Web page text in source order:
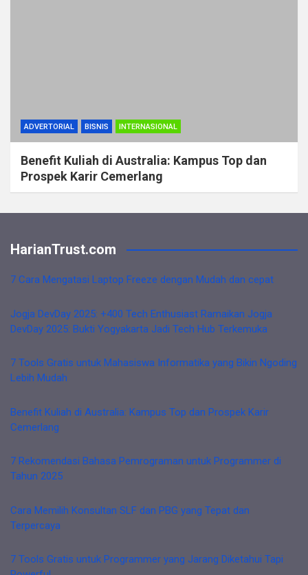
ADVERTORIAL BISNIS INTERNASIONAL
Benefit Kuliah di Australia: Kampus Top dan
Prospek Karir Cemerlang
HarianTrust.com
7 Cara Mengatasi Laptop Freeze dengan Mudah dan cepat
Jogja DevDay 2025: +400 Tech Enthusiast Ramaikan Jogja
DevDay 2025: Bukti Yogyakarta Jadi Tech Hub Terkemuka
7 Tools Gratis untuk Mahasiswa Informatika yang Bikin Ngoding
Lebih Mudah
Benefit Kuliah di Australia: Kampus Top dan Prospek Karir
Cemerlang
7 Rekomendasi Bahasa Pemrograman untuk Programmer di
Tahun 2025
Cara Memilih Konsultan SLF dan PBG yang Tepat dan
Terpercaya
7 Tools Gratis untuk Programmer yang Jarang Diketahui Tapi